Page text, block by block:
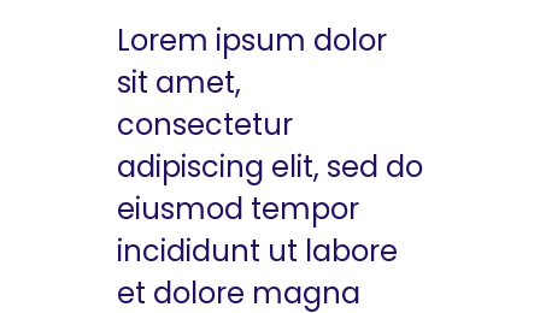
Lorem ipsum dolor
sit amet,
consectetur
adipiscing elit, sed do
eiusmod tempor
incididunt ut labore
et dolore magna